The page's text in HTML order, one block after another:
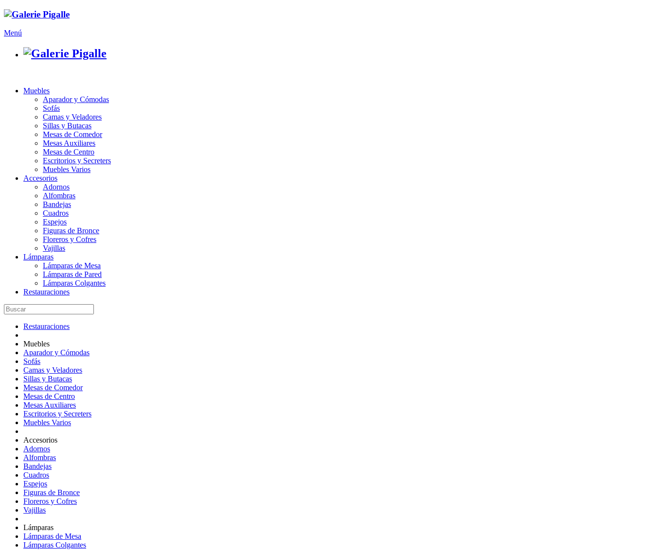
Menú
Muebles
Aparador y Cómodas
Sofás
Camas y Veladores
Sillas y Butacas
Mesas de Comedor
Mesas Auxiliares
Mesas de Centro
Escritorios y Secreters
Muebles Varios
Accesorios
Adornos
Alfombras
Bandejas
Cuadros
Espejos
Figuras de Bronce
Floreros y Cofres
Vajillas
Lámparas
Lámparas de Mesa
Lámparas de Pared
Lámparas Colgantes
Restauraciones
Restauraciones
Muebles
Aparador y Cómodas
Sofás
Camas y Veladores
Sillas y Butacas
Mesas de Comedor
Mesas de Centro
Mesas Auxiliares
Escritorios y Secreters
Muebles Varios
Accesorios
Adornos
Alfombras
Bandejas
Cuadros
Espejos
Figuras de Bronce
Floreros y Cofres
Vajillas
Lámparas
Lámparas de Mesa
Lámparas Colgantes